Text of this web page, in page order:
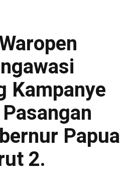
Kampanye
Papua
2.